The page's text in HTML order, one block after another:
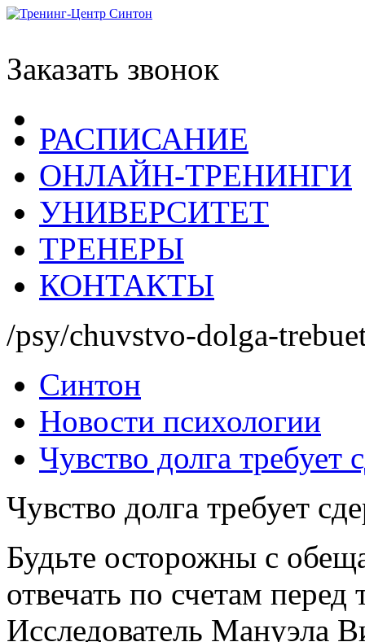
Заказать звонок
РАСПИСАНИЕ
ОНЛАЙН-ТРЕНИНГИ
УНИВЕРСИТЕТ
ТРЕНЕРЫ
КОНТАКТЫ
/psy/chuvstvo-dolga-
Синтон
Новости психологии
Чувство долга требует
Чувство долга требует
Будьте осторожны с
отвечать по счетам
Исследователь Мануэла